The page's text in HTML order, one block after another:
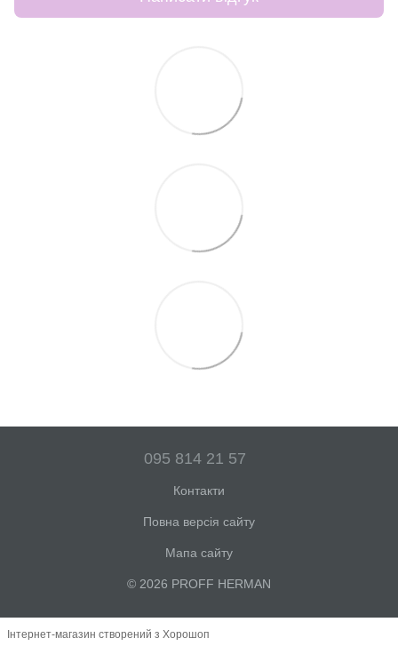
095 814 21 57
Контакти
Повна версія сайту
Мапа сайту
© 2026 PROFF HERMAN
Інтернет-магазин створений з Хорошоп